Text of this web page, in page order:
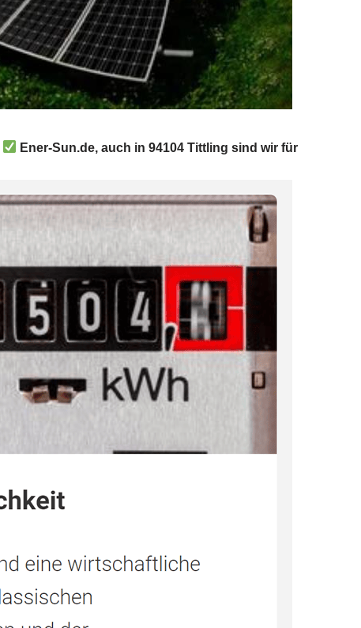
Ener-Sun.de, auch in 94104 Tittling sind wir für